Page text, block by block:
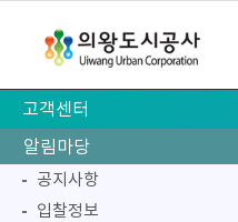
고객센터
고객참여마당
고객만족공모
주민참여예산
고객피해구제절차
알림마당
공지사항
입찰정보